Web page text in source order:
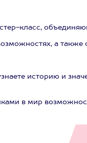
класс,
а
историю и
в мир